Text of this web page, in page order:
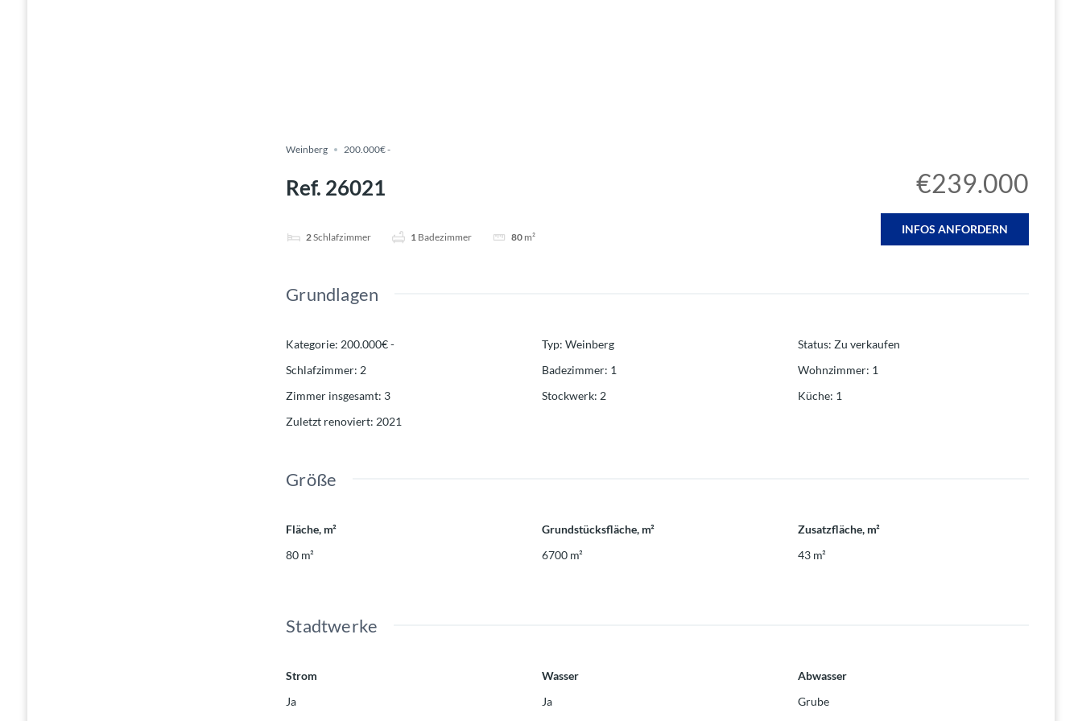
Weinberg 200.000€ -
Ref. 26021
2Schlafzimmer 1 Badezimmer 80 m²
€239.000
INFOS ANFORDERN
Grundlagen
Kategorie: 200.000€ - Typ: Weinberg Status: Zu verkaufen
Schlafzimmer: 2 Badezimmer: 1 Wohnzimmer: 1
Zimmer insgesamt: 3 Stockwerk: 2 Küche: 1
Zuletzt renoviert: 2021
Größe
Fläche, m²
80 m²
Grundstücksfläche, m²
6700 m²
Zusatzfläche, m²
43 m²
Stadtwerke
Strom
Ja
Wasser
Ja
Abwasser
Grube